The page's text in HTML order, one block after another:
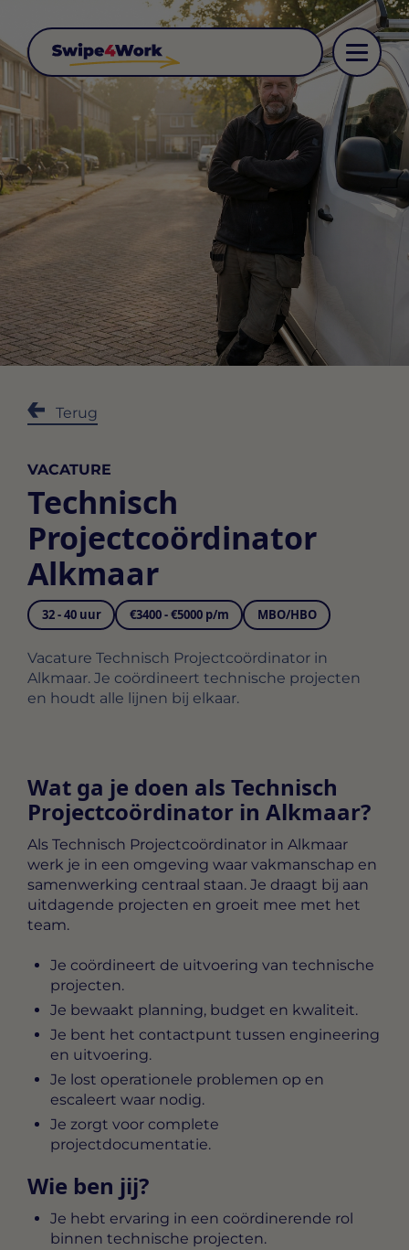
Terug
VACATURE
Technisch
Projectcoördinator
Alkmaar
32 - 40 uur €3400 - €5000 p/m MBO/HBO
Vacature Technisch Projectcoördinator in
Alkmaar. Je coördineert technische projecten
en houdt alle lijnen bij elkaar.
Wat ga je doen als Technisch
Projectcoördinator in Alkmaar?
Als Technisch Projectcoördinator in Alkmaar
werk je in een omgeving waar vakmanschap en
samenwerking centraal staan. Je draagt bij aan
uitdagende projecten en groeit mee met het
team.
Je coördineert de uitvoering van technische
projecten.
Je bewaakt planning, budget en kwaliteit.
Je bent het contactpunt tussen engineering
en uitvoering.
Je lost operationele problemen op en
escaleert waar nodig.
Je zorgt voor complete
projectdocumentatie.
Wie ben jij?
Je hebt ervaring in een coördinerende rol
binnen technische projecten.